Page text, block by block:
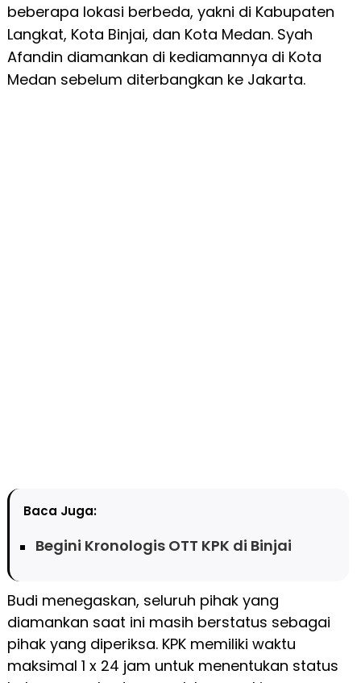
beberapa lokasi berbeda, yakni di Kabupaten
Langkat, Kota Binjai, dan Kota Medan. Syah
Afandin diamankan di kediamannya di Kota
Medan sebelum diterbangkan ke Jakarta.
Baca Juga:
Begini Kronologis OTT KPK di Binjai
Budi menegaskan, seluruh pihak yang
diamankan saat ini masih berstatus sebagai
pihak yang diperiksa. KPK memiliki waktu
maksimal 1 x 24 jam untuk menentukan status